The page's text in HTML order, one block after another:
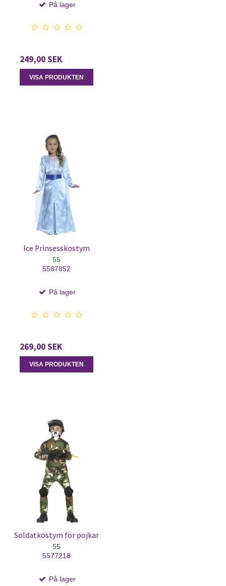
På lager
249,00 SEK
VISA PRODUKTEN
Ice Prinsesskostym
55
5587852
På lager
269,00 SEK
VISA PRODUKTEN
Soldatkostym för pojkar
55
5577218
På lager